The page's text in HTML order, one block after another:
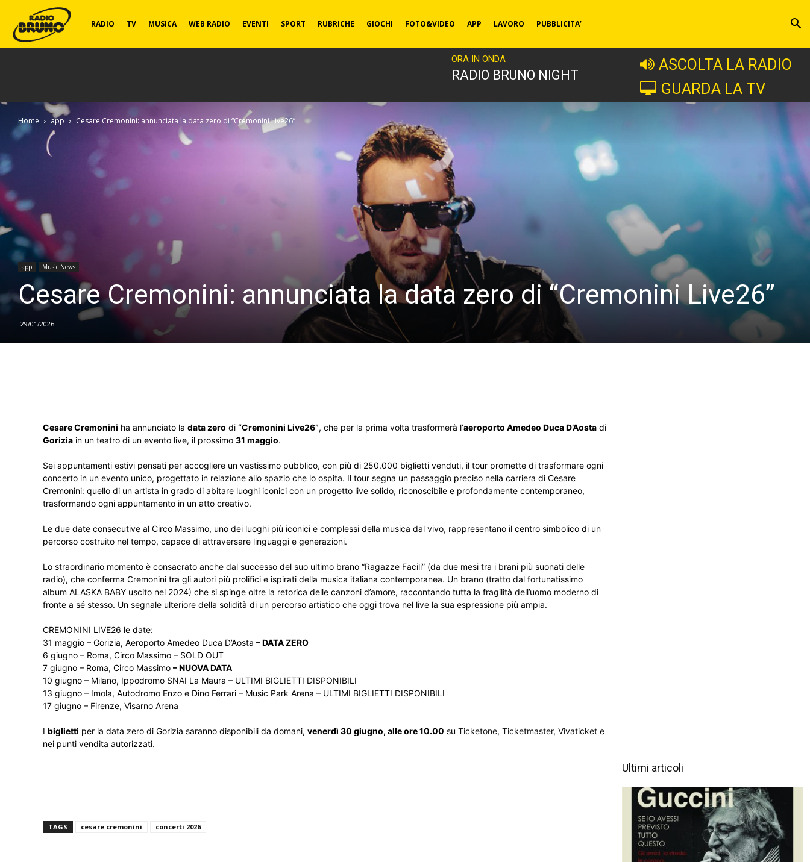
Radio
RADIO TV MUSICA WEB RADIO EVENTI SPORT RUBRICHE GIOCHI FOTO&VIDEO APP LAVORO PUBBLICITA’
ORA IN ONDA
RADIO BRUNO NIGHT
ASCOLTA LA RADIO
GUARDA LA TV
Home app Cesare Cremonini: annunciata la data zero di “Cremonini Live26”
app Music News
Cesare Cremonini: annunciata la data zero di “Cremonini Live26”
29/01/2026
Cesare Cremonini ha annunciato la data zero di “Cremonini Live26”, che per la prima volta trasformerà l’aeroporto Amedeo Duca D’Aosta di
Gorizia in un teatro di un evento live, il prossimo 31 maggio.
Sei appuntamenti estivi pensati per accogliere un vastissimo pubblico, con più di 250.000 biglietti venduti, il tour promette di trasformare ogni
concerto in un evento unico, progettato in relazione allo spazio che lo ospita. Il tour segna un passaggio preciso nella carriera di Cesare
Cremonini: quello di un artista in grado di abitare luoghi iconici con un progetto live solido, riconoscibile e profondamente contemporaneo,
trasformando ogni appuntamento in un atto creativo.
Le due date consecutive al Circo Massimo, uno dei luoghi più iconici e complessi della musica dal vivo, rappresentano il centro simbolico di un
percorso costruito nel tempo, capace di attraversare linguaggi e generazioni.
Lo straordinario momento è consacrato anche dal successo del suo ultimo brano “Ragazze Facili” (da due mesi tra i brani più suonati delle
radio), che conferma Cremonini tra gli autori più prolifici e ispirati della musica italiana contemporanea. Un brano (tratto dal fortunatissimo
album ALASKA BABY uscito nel 2024) che si spinge oltre la retorica delle canzoni d’amore, raccontando tutta la fragilità dell’uomo moderno di
fronte a sé stesso. Un segnale ulteriore della solidità di un percorso artistico che oggi trova nel live la sua espressione più ampia.
CREMONINI LIVE26 le date:
31 maggio – Gorizia, Aeroporto Amedeo Duca D’Aosta – DATA ZERO
6 giugno – Roma, Circo Massimo – SOLD OUT
7 giugno – Roma, Circo Massimo – NUOVA DATA
10 giugno – Milano, Ippodromo SNAI La Maura – ULTIMI BIGLIETTI DISPONIBILI
13 giugno – Imola, Autodromo Enzo e Dino Ferrari – Music Park Arena – ULTIMI BIGLIETTI DISPONIBILI
17 giugno – Firenze, Visarno Arena
I biglietti per la data zero di Gorizia saranno disponibili da domani, venerdì 30 giugno, alle ore 10.00 su Ticketone, Ticketmaster, Vivaticket e
nei punti vendita autorizzati.
TAGS cesare cremonini concerti 2026
Ultimi articoli